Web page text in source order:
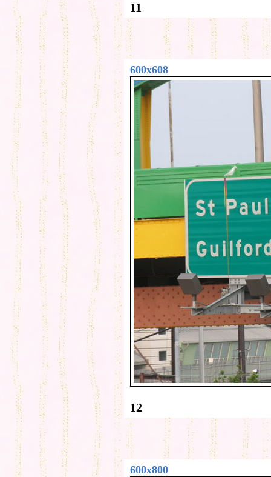
11
600x608
12
600x800